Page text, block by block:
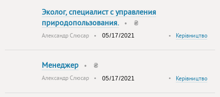
Эколог, специалист с управления
природопользования.• ₴
Александр Слюсар • • Керівництво
Менеджер • ₴
Александр Слюсар • • Керівництво